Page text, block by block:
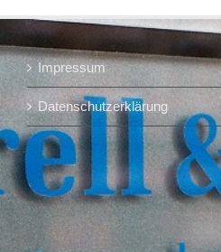
Impressum
Datenschutzerklärung